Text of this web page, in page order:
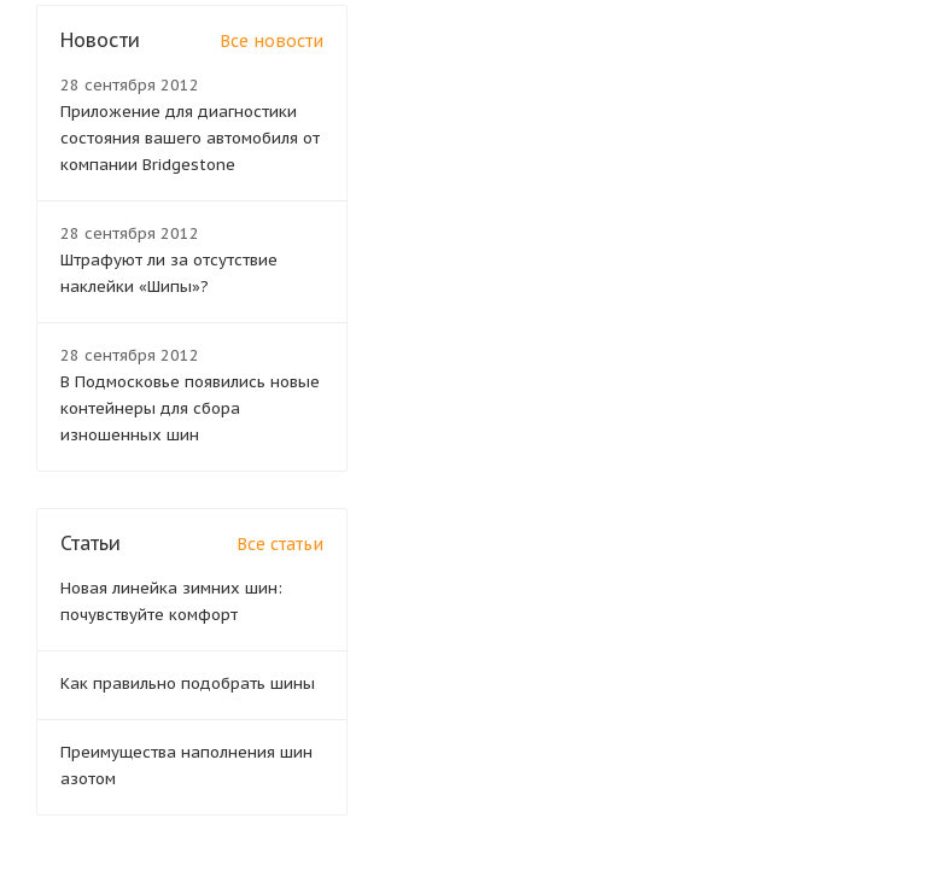
Новости Все новости
28 сентября 2012
Приложение для диагностики
состояния вашего автомобиля от
компании Bridgestone
28 сентября 2012
Штрафуют ли за отсутствие
наклейки «Шипы»?
28 сентября 2012
В Подмосковье появились новые
контейнеры для сбора
изношенных шин
Статьи Все статьи
Новая линейка зимних шин:
почувствуйте комфорт
Как правильно подобрать шины
Преимущества наполнения шин
азотом